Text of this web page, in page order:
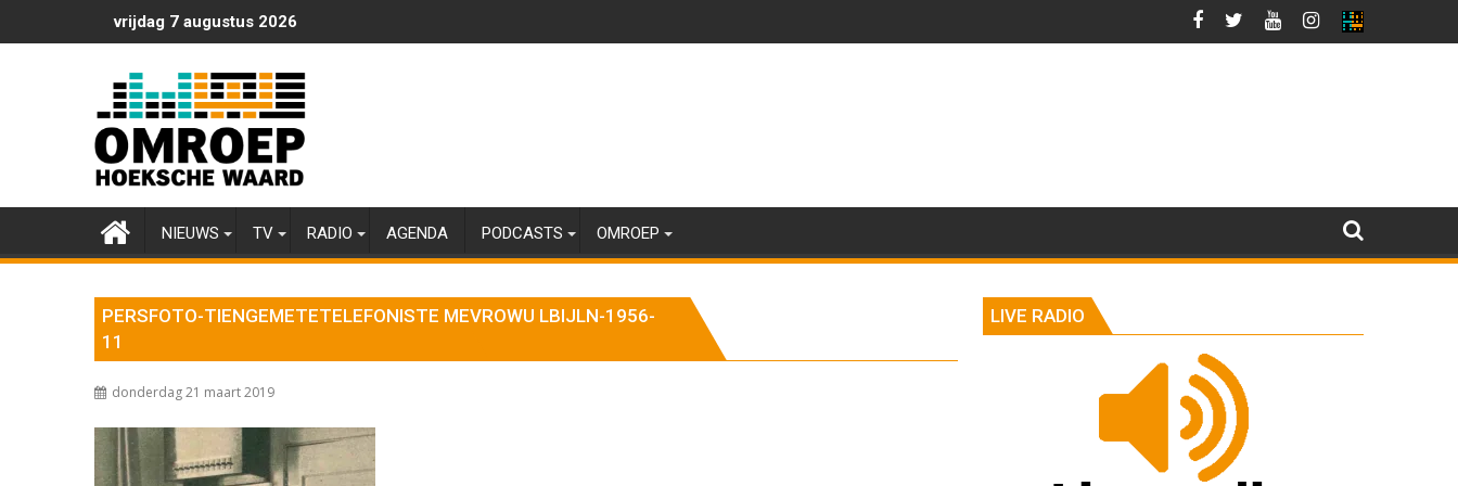
naar
vrijdag 7 augustus 2026
NIEUWS TV RADIO AGENDA PODCASTS OMROEP
PERSFOTO-TIENGEMETETELEFONISTE MEVROWU LBIJLN-1956-
11
donderdag 21 maart 2019
LIVE RADIO